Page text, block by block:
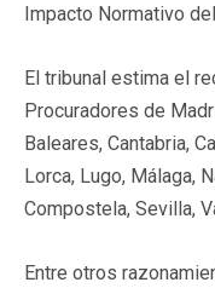
Impacto Normativo
El tribunal estima el
Procuradores de
Baleares, Cantabria,
Lorca, Lugo, Málaga,
Compostela, Sevilla,
Entre otros